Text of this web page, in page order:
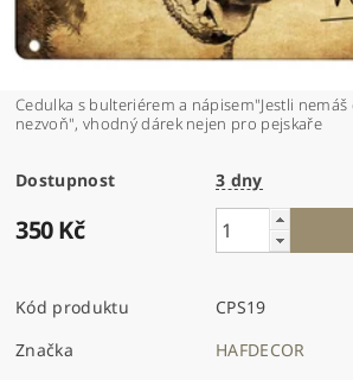
Cedulka s bulteriérem a nápisem"Jestli
nezvoň", vhodný dárek nejen pro pejskaře
Dostupnost 3 dny
350 Kč
Kód produktu
CPS19
Značka
HAFDECOR